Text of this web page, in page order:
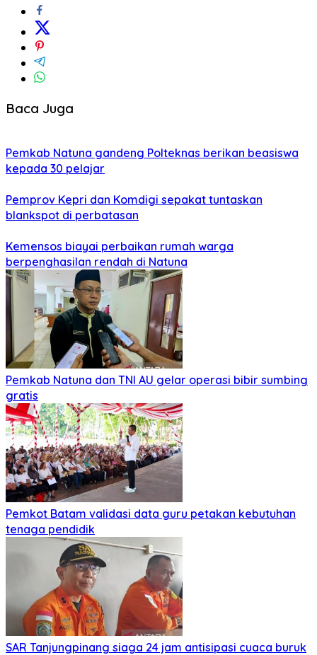
Baca Juga
Pemkab Natuna gandeng Polteknas berikan beasiswa
kepada 30 pelajar
Pemprov Kepri dan Komdigi sepakat tuntaskan
blankspot di perbatasan
Kemensos biayai perbaikan rumah warga
berpenghasilan rendah di Natuna
Pemkab Natuna dan TNI AU gelar operasi bibir sumbing
gratis
Pemkot Batam validasi data guru petakan kebutuhan
tenaga pendidik
SAR Tanjungpinang siaga 24 jam antisipasi cuaca buruk